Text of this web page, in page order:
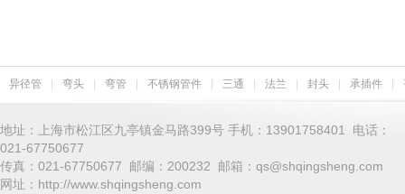
异径管 弯头 弯管 不锈钢管件 三通 法兰 封头 承插件
地址：上海市松江区九亭镇金马路399号 手机：13901758401 电话：
021-67750677
传真：021-67750677 邮编：200232 邮箱：qs@shqingsheng.com
网址：http://www.shqingsheng.com